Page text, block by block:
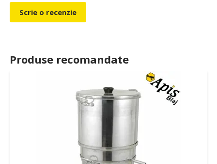
Scrie o recenzie
Produse recomandate